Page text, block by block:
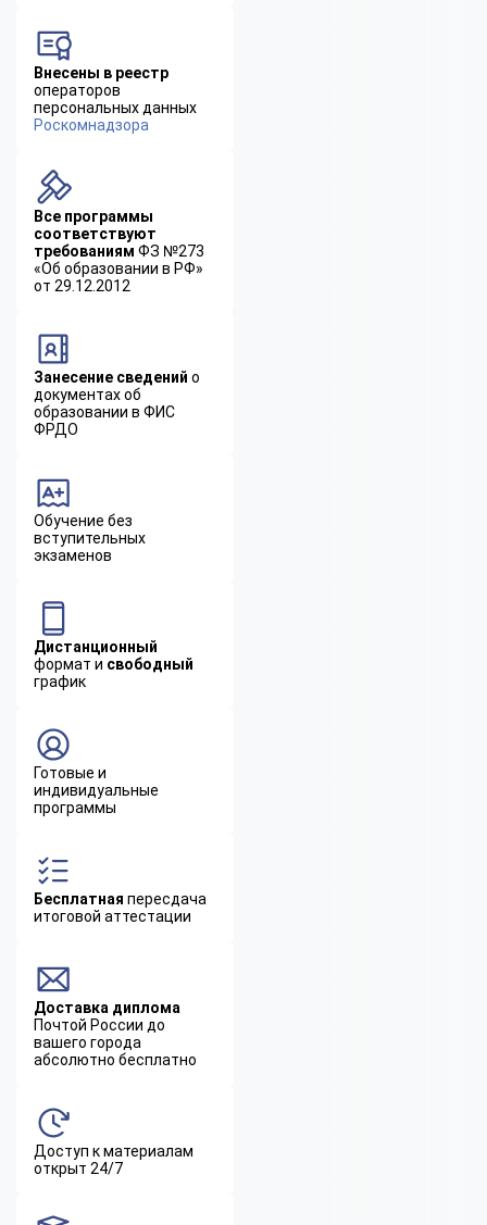
Внесены в реестр
операторов
персональных данных
Роскомнадзора
Все программы
соответствуют
требованиям ФЗ №273
«Об образовании в РФ»
от 29.12.2012
Занесение сведений о
документах об
образовании в ФИС
ФРДО
Обучение без
вступительных
экзаменов
Дистанционный
формат и свободный
график
Готовые и
индивидуальные
программы
Бесплатная пересдача
итоговой аттестации
Доставка диплома
Почтой России до
вашего города
абсолютно бесплатно
Доступ к материалам
открыт 24/7